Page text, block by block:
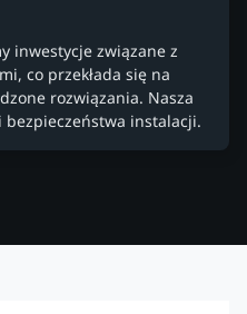
inwestycje związane z
co przekłada się na
rozwiązania. Nasza
instalacji.